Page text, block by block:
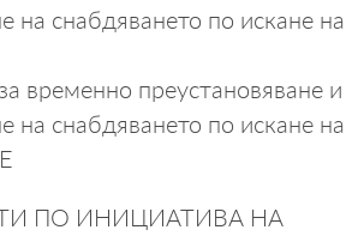
на снабдяването по искане на
временно преустановяване и
на снабдяването по искане на
ПО ИНИЦИАТИВА НА